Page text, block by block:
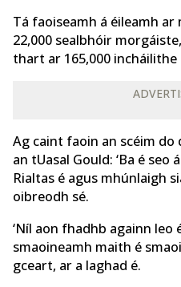
Tá faoiseamh á éileamh
22,000 sealbhóir
thart ar 165,000 incháilithe
Ag caint faoin an scéim
an tUasal Gould: ‘Ba é seo
Rialtas é agus mhúnlaigh
oibreodh sé.
‘Níl aon fhadhb againn leo
smaoineamh maith é
gceart, ar a laghad é.